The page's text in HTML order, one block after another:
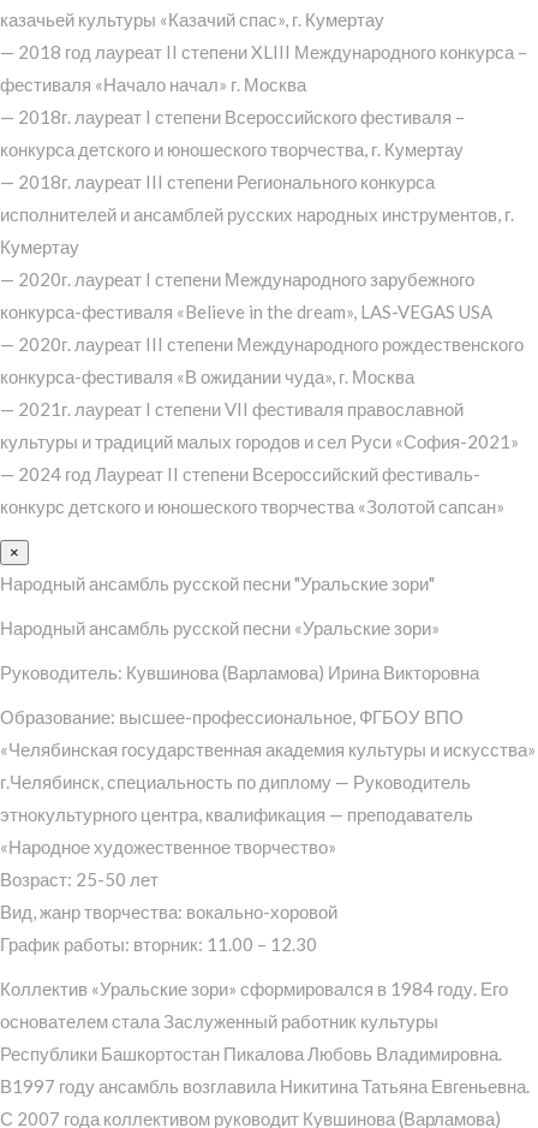
казачьей культуры «Казачий спас», г. Кумертау
— 2018 год лауреат II степени XLIII Международного конкурса –
фестиваля «Начало начал» г. Москва
— 2018г. лауреат I степени Всероссийского фестиваля –
конкурса детского и юношеского творчества, г. Кумертау
— 2018г. лауреат III степени Регионального конкурса
исполнителей и ансамблей русских народных инструментов, г.
Кумертау
— 2020г. лауреат I степени Международного зарубежного
конкурса-фестиваля «Believe in the dream», LAS-VEGAS USA
— 2020г. лауреат III степени Международного рождественского
конкурса-фестиваля «В ожидании чуда», г. Москва
— 2021г. лауреат I степени VII фестиваля православной
культуры и традиций малых городов и сел Руси «София-2021»
— 2024 год Лауреат II степени Всероссийский фестиваль-
конкурс детского и юношеского творчества «Золотой сапсан»
×
Народный ансамбль русской песни "Уральские зори"
Народный ансамбль русской песни «Уральские зори»
Руководитель: Кувшинова (Варламова) Ирина Викторовна
Образование: высшее-профессиональное, ФГБОУ ВПО
«Челябинская государственная академия культуры и искусства»
г.Челябинск, специальность по диплому — Руководитель
этнокультурного центра, квалификация — преподаватель
«Народное художественное творчество»
Возраст: 25-50 лет
Вид, жанр творчества: вокально-хоровой
График работы: вторник: 11.00 – 12.30
Коллектив «Уральские зори» сформировался в 1984 году. Его
основателем стала Заслуженный работник культуры
Республики Башкортостан Пикалова Любовь Владимировна.
В1997 году ансамбль возглавила Никитина Татьяна Евгеньевна.
С 2007 года коллективом руководит Кувшинова (Варламова)